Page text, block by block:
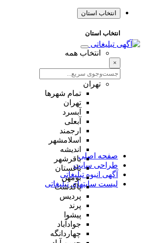
انتخاب استان
انتخاب استان
انتخاب همه
×
تهران
تمام شهر‌ها
تهران
آبسرد
آبعلی
ارجمند
اسلامشهر
اندیشه
باقرشهر
باغستان
بومهن
پاکدشت
پردیس
پرند
پیشوا
جوادآباد
چهاردانگه
صفحه اصلی
طراحی سایت
آگهی انبوه تبلیغاتی
لیست سایتهای تبلیغاتی